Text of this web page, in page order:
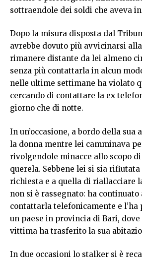
sottraendole dei soldi che aveva in
Dopo la misura disposta dal
avrebbe dovuto più avvicinarsi
rimanere distante da lei almeno
senza più contattarla in alcun
nelle ultime settimane ha violato
cercando di contattare la ex
giorno che di notte.
In un’occasione, a bordo della sua
la donna mentre lei camminava
rivolgendole minacce allo scopo
querela. Sebbene lei si sia
richiesta e a quella di riallacciare
non si è rassegnato: ha continuato
contattarla telefonicamente e l’ha
un paese in provincia di Bari,
vittima ha trasferito la sua
In due occasioni lo stalker si è